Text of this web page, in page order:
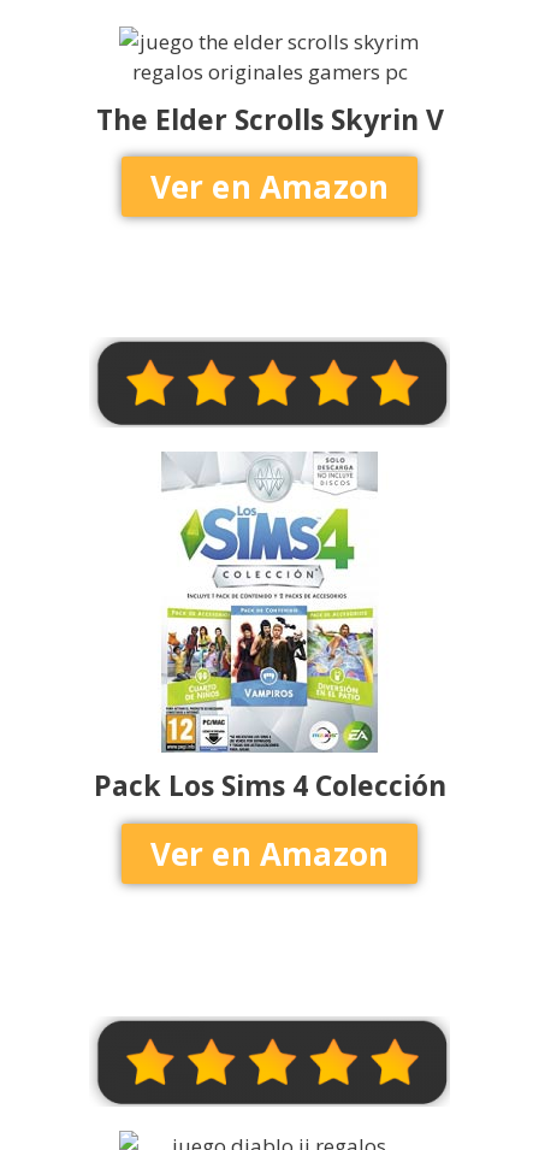
The Elder Scrolls Skyrin V
Ver en Amazon
Pack Los Sims 4 Colección
Ver en Amazon